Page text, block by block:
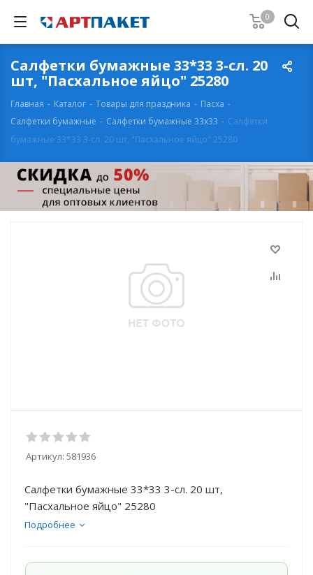
0
Салфетки бумажные 33*33 3-сл. 20
шт, "Пасхальное яйцо" 25280
Главная - Каталог - Товары для праздника - Пасха -
Салфетки бумажные - Салфетки бумажные 33х33 - Салфетки
бумажные 33*33 3-сл. 20 шт, "Пасхальное яйцо" 25280
Артикул: 581936
Салфетки бумажные 33*33 3-сл. 20 шт,
"Пасхальное яйцо" 25280
Подробнее